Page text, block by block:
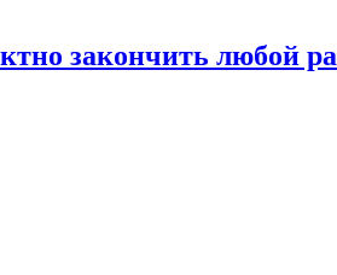
закончить любой